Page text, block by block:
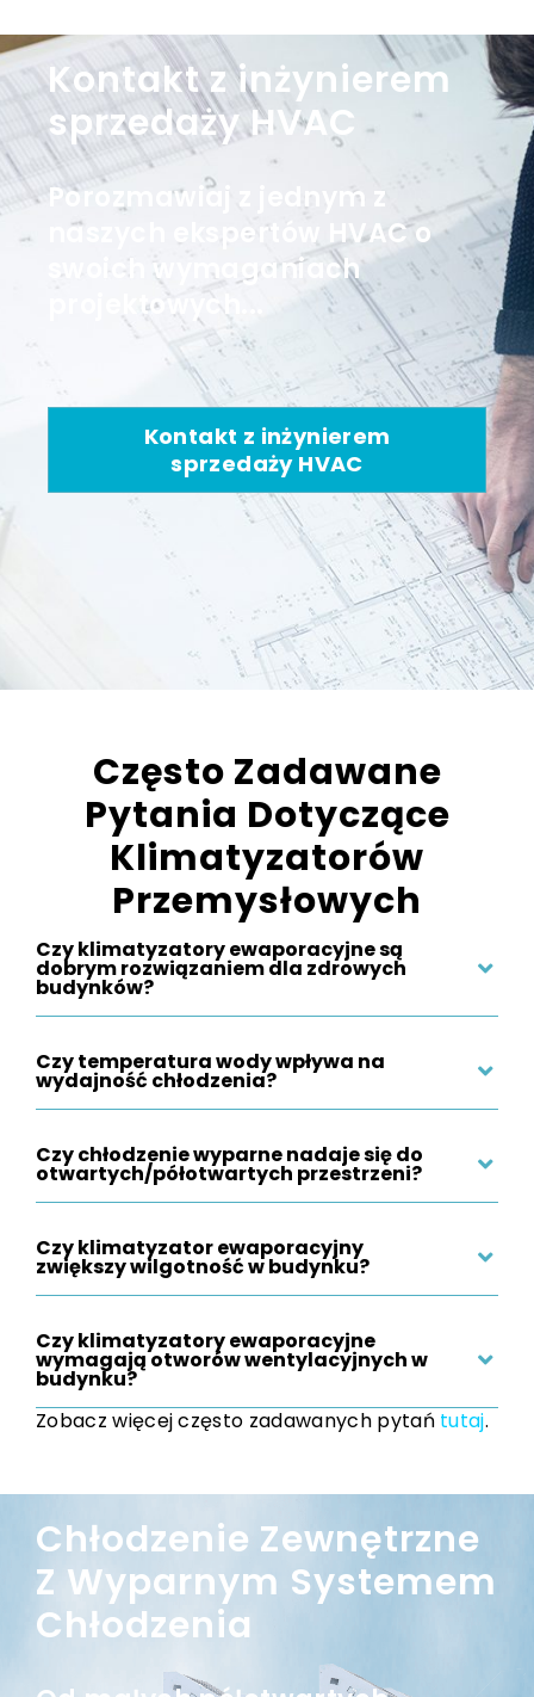
Kontakt z inżynierem
sprzedaży HVAC
Porozmawiaj z jednym z
naszych ekspertów HVAC o
swoich wymaganiach
projektowych...
Kontakt z inżynierem
sprzedaży HVAC
Często Zadawane
Pytania Dotyczące
Klimatyzatorów
Przemysłowych
Czy klimatyzatory ewaporacyjne są
dobrym rozwiązaniem dla zdrowych
budynków?
Czy temperatura wody wpływa na
wydajność chłodzenia?
Czy chłodzenie wyparne nadaje się do
otwartych/półotwartych przestrzeni?
Czy klimatyzator ewaporacyjny
zwiększy wilgotność w budynku?
Czy klimatyzatory ewaporacyjne
wymagają otworów wentylacyjnych w
budynku?
Zobacz więcej często zadawanych pytań tutaj.
Chłodzenie Zewnętrzne
Z Wyparnym Systemem
Chłodzenia